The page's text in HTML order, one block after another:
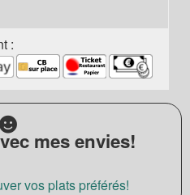
:
mes envies!
vos plats préférés!